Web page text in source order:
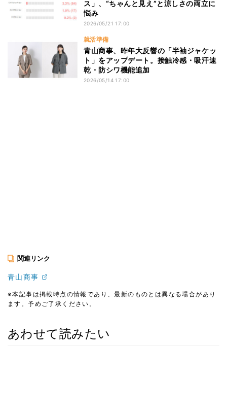
ス」、“ちゃんと見え”と涼しさの両立に
悩み
2026/05/21 17:00
就活準備
青山商事、昨年大反響の「半袖ジャケッ
ト」をアップデート。接触冷感・吸汗速
乾・防シワ機能追加
2026/05/14 17:00
関連リンク
青山商事
※本記事は掲載時点の情報であり、最新のものとは異なる場合があり
ます。予めご了承ください。
あわせて読みたい